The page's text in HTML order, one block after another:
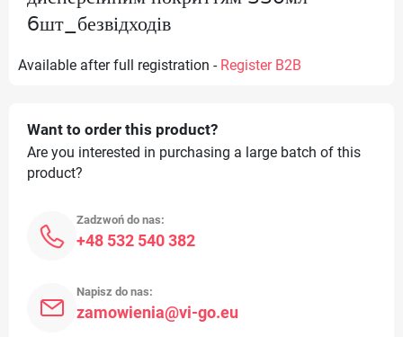
6шт_безвідходів
Available after full registration - Register B2B
Want to order this product?
Are you interested in purchasing a large batch of this
product?
Zadzwoń do nas:
+48 532 540 382
Napisz do nas:
zamowienia@vi-go.eu